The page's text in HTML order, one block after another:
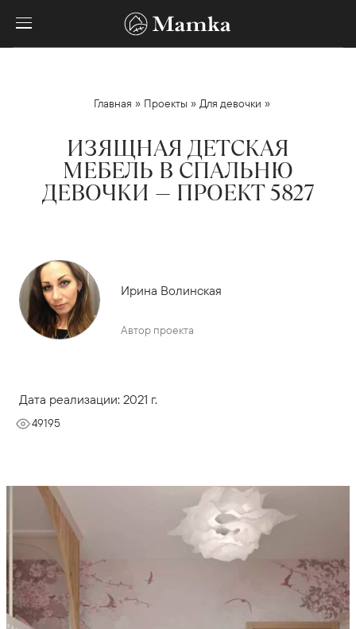
Главная » Проекты » Для девочки »
ИЗЯЩНАЯ ДЕТСКАЯ
МЕБЕЛЬ В СПАЛЬНЮ
ДЕВОЧКИ — ПРОЕКТ 5827
Ирина Волинская
Автор проекта
Дата реализации: 2021 г.
49195